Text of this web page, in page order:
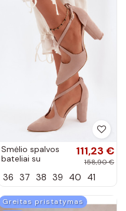
Smėlio spalvos
bateliai su
juostelėmis iš
Zazoo 1053
111,23 €
158,90 €
36 37 38 39 40 41
Greitas pristatymas